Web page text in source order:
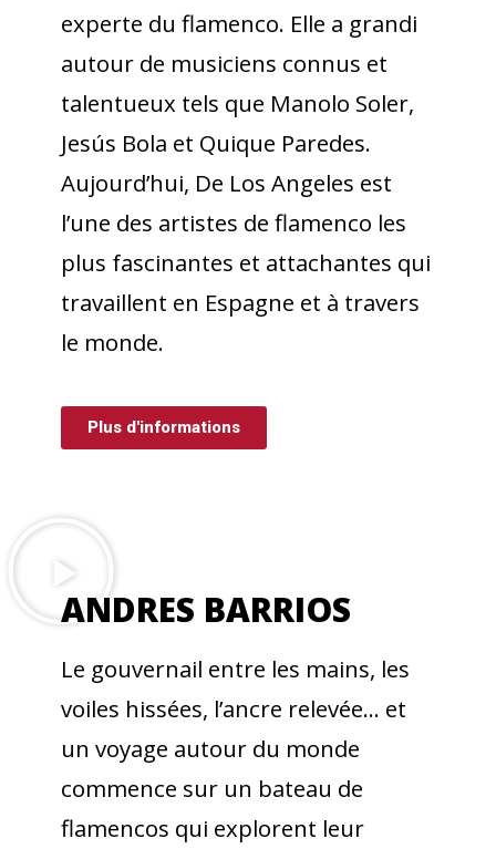
experte du flamenco. Elle a grandi
autour de musiciens connus et
talentueux tels que Manolo Soler,
Jesús Bola et Quique Paredes.
Aujourd’hui, De Los Angeles est
l’une des artistes de flamenco les
plus fascinantes et attachantes qui
travaillent en Espagne et à travers
le monde.
Plus d'informations
ANDRES BARRIOS
Le gouvernail entre les mains, les
voiles hissées, l’ancre relevée… et
un voyage autour du monde
commence sur un bateau de
flamencos qui explorent leur